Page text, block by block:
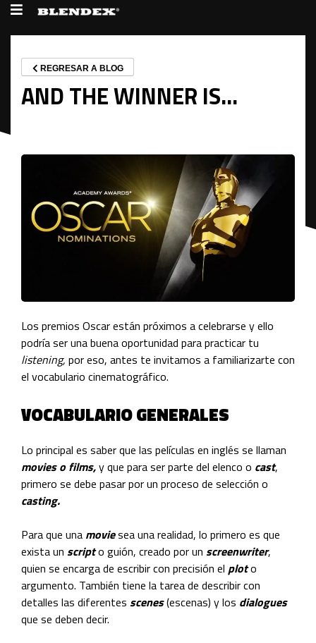
REGRESAR A BLOG
AND THE WINNER IS…
Los premios Oscar están próximos a celebrarse y ello
podría ser una buena oportunidad para practicar tu
listening, por eso, antes te invitamos a familiarizarte con
el vocabulario cinematográfico.
VOCABULARIO GENERALES
Lo principal es saber que las películas en inglés se llaman
movies o films,y que para ser parte del elenco o cast,
primero se debe pasar por un proceso de selección o
casting.
Para que una moviesea una realidad, lo primero es que
exista un scripto guión, creado por un screenwriter,
quien se encarga de escribir con precisión el ploto
argumento. También tiene la tarea de describir con
detalles las diferentes scenes(escenas) y los dialogues
que se deben decir.